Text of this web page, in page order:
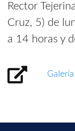
Rector
Cruz, 5) de
a 14 horas y